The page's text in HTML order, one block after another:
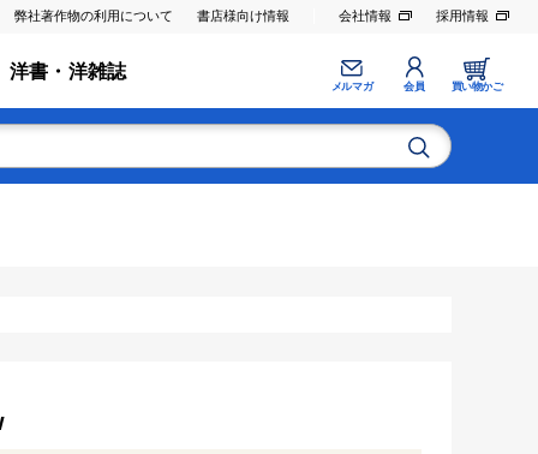
弊社著作物の利用について 書店様向け情報 会社情報 採用情報
洋書・洋雑誌
メルマガ 会員 買い物かご